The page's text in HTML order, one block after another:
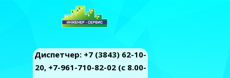
Диспетчер: +7 (3843) 62-10-
20, +7-961-710-82-02 (c 8.00-